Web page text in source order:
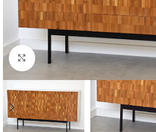
Klicken zu vergrößern